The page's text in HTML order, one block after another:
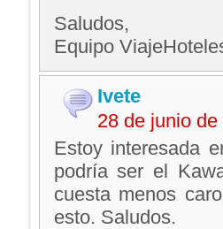
Saludos,
Equipo
Ivete
28 de junio
Estoy interesada
podría ser el
cuesta menos
esto. Saludos.